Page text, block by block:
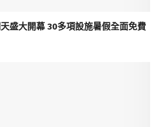
盛大開幕 30多項設施暑假全面免費